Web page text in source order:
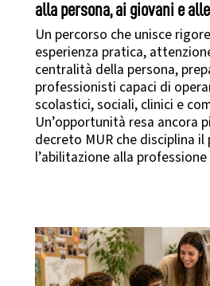
alla persona, ai giovani e
Un percorso che unisce
esperienza pratica,
centralità della persona,
professionisti capaci di
scolastici, sociali, clinici e
Un’opportunità resa ancora
decreto MUR che disciplina
l’abilitazione alla